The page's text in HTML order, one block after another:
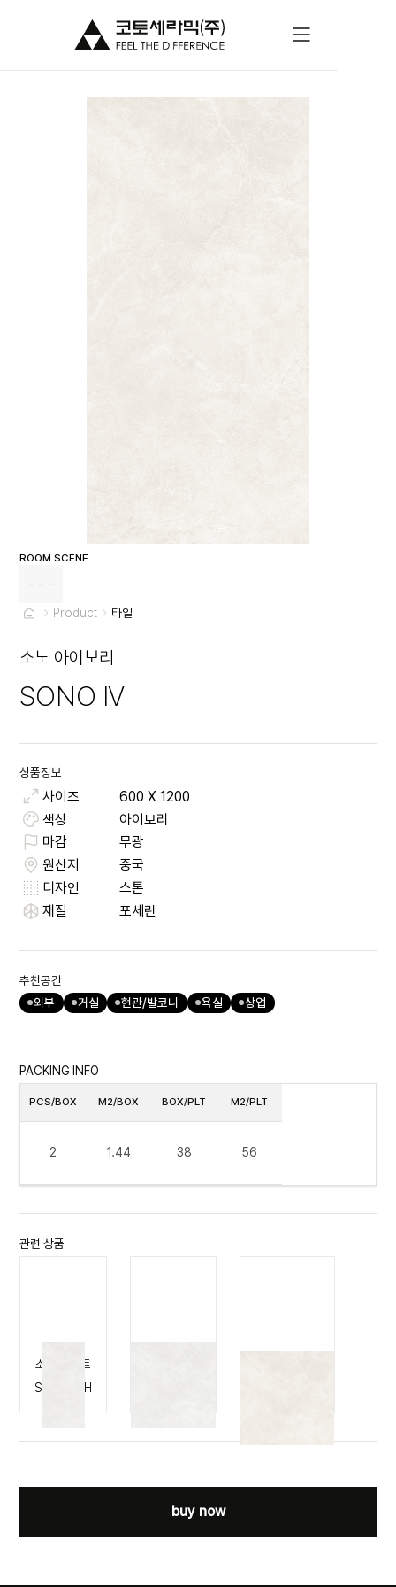
ROOM SCENE
- - -
Product 타일
소노 아이보리
SONO IV
상품정보
사이즈 600 X 1200
색상
아이보리
마감
무광
원산지
중국
디자인
스톤
재질
포세린
추천공간
외부
거실 현관/발코니 욕실 상업
PACKING INFO
PCS/BOX
2
M2/BOX
1.44
BOX/PLT
38
M2/PLT
56
관련 상품
소노 화이트
SONO WH
buy now